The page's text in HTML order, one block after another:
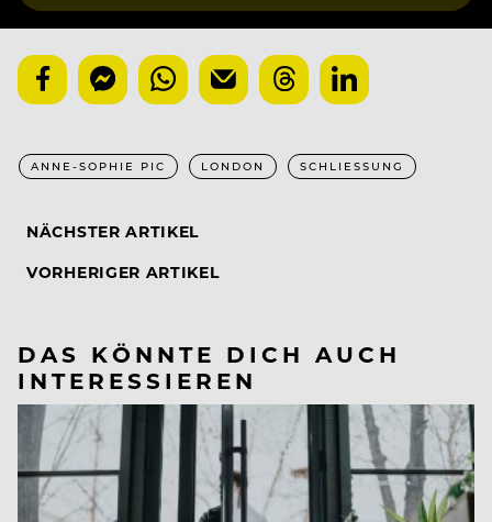
ANNE-SOPHIE PIC LONDON SCHLIESSUNG
NÄCHSTER ARTIKEL
VORHERIGER ARTIKEL
DAS KÖNNTE DICH AUCH
INTERESSIEREN